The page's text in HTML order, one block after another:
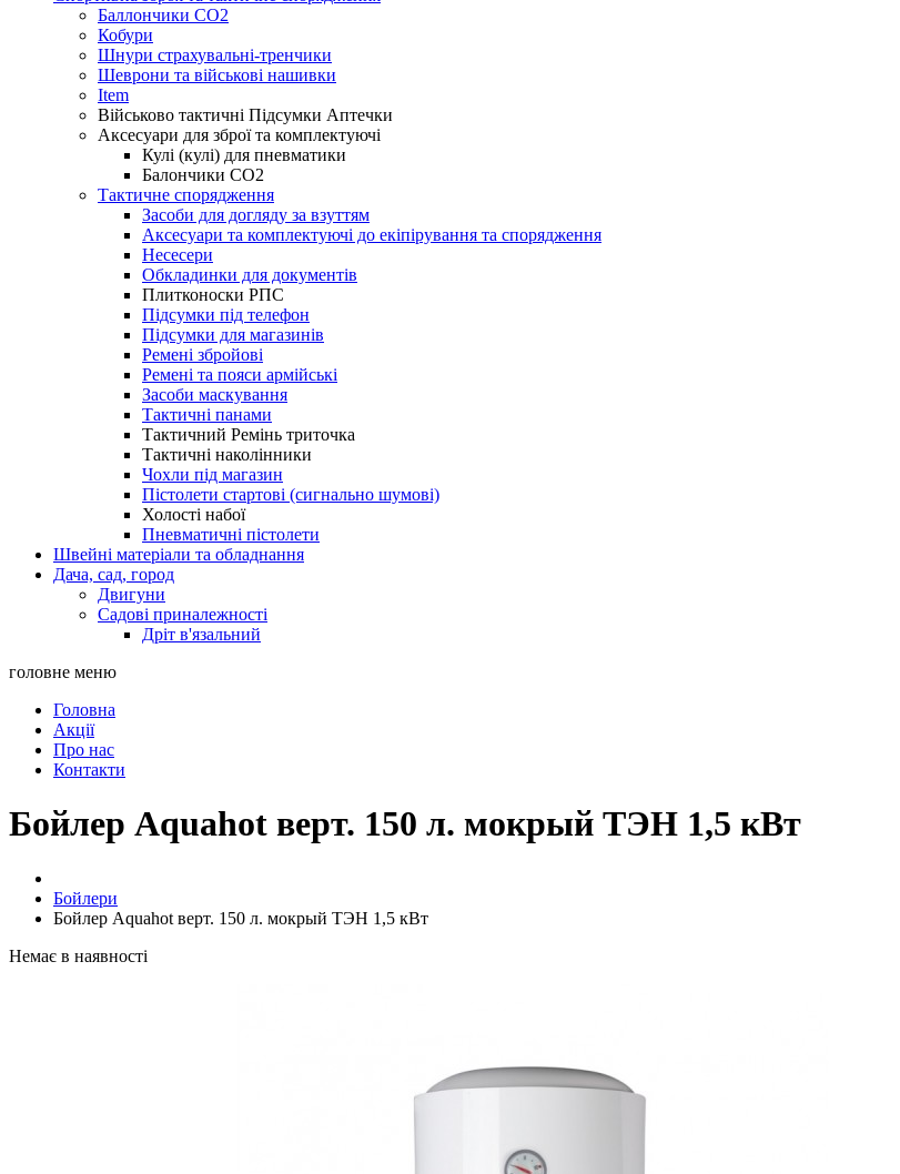
Баллончики CO2
Кобури
Шнури страхувальні-тренчики
Шеврони та військові нашивки
Item
Військово тактичні Підсумки Аптечки
Аксесуари для зброї та комплектуючі
Кулі (кулі) для пневматики
Балончики CO2
Тактичне спорядження
Засоби для догляду за взуттям
Аксесуари та комплектуючі до екіпірування та спорядження
Несесери
Обкладинки для документів
Плитконоски РПС
Підсумки під телефон
Підсумки для магазинів
Ремені збройові
Ремені та пояси армійські
Засоби маскування
Тактичні панами
Тактичний Ремінь триточка
Тактичні наколінники
Чохли під магазин
Пістолети стартові (сигнально шумові)
Холості набої
Пневматичні пістолети
Швейні матеріали та обладнання
Дача, сад, город
Двигуни
Садові приналежності
Дріт в'язальний
головне меню
Головна
Акції
Про нас
Контакти
Бойлер Aquahot верт. 150 л. мокрый ТЭН 1,5 кВт
Бойлери
Бойлер Aquahot верт. 150 л. мокрый ТЭН 1,5 кВт
Немає в наявності